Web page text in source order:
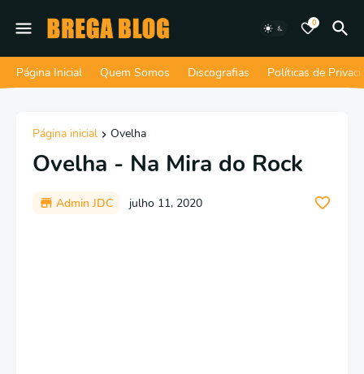
0
Página Inicial Quem Somos Discografias Políticas de
Página inicial Ovelha
Ovelha - Na Mira do Rock
Admin JDC julho 11, 2020